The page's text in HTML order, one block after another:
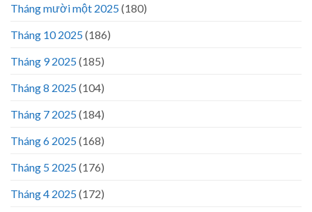
Tháng mười một 2025(180)
Tháng 10 2025(186)
Tháng 9 2025(185)
Tháng 8 2025(104)
Tháng 7 2025(184)
Tháng 6 2025(168)
Tháng 5 2025(176)
Tháng 4 2025(172)